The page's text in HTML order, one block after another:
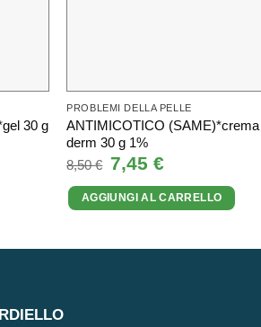
30 g
PROBLEMI DELLA PELLE
ANTIMICOTICO (SAME)*crema
derm 30 g 1%
8,50€ Il
prezzo
originale
era:
8,50 €.
7,45 €Il
prezzo
attuale
è:
7,45 €.
AGGIUNGI AL CARRELLO